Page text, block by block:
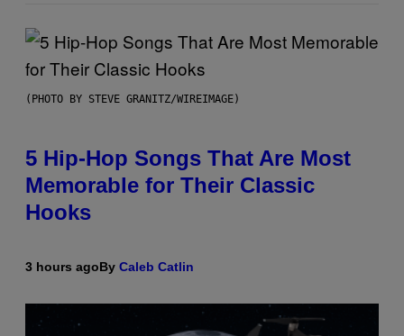
(PHOTO BY STEVE GRANITZ/WIREIMAGE)
5 Hip-Hop Songs That Are Most
Memorable for Their Classic
Hooks
3 hours agoBy Caleb Catlin